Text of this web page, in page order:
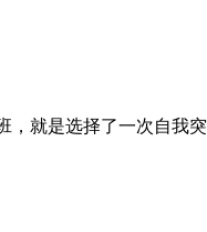
，就是选择了一次自我突